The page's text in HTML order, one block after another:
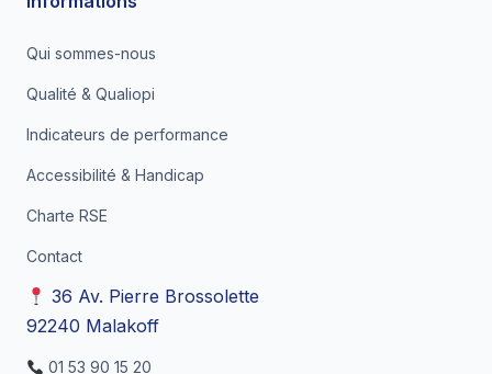
Qui sommes-nous
Qualité & Qualiopi
Indicateurs de performance
Accessibilité & Handicap
Charte RSE
Contact
36 Av. Pierre Brossolette
92240 Malakoff
01 53 90 15 20